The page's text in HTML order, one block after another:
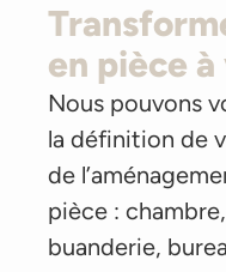
en pièce
Nous pouvons
la définition de
de
pièce :
buanderie,